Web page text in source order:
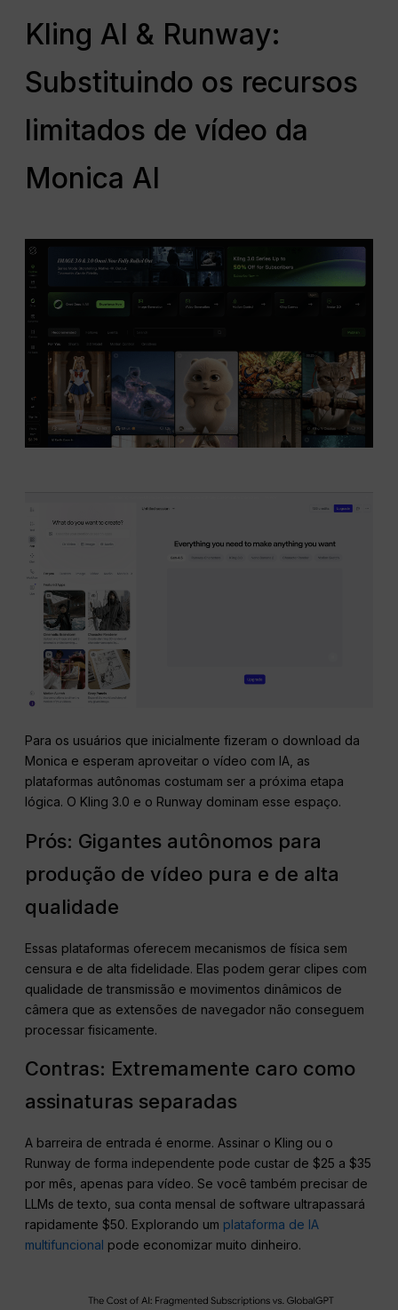
Kling AI & Runway:
Substituindo os recursos
limitados de vídeo da
Monica AI
Para os usuários que inicialmente fizeram o download da
Monica e esperam aproveitar o vídeo com IA, as
plataformas autônomas costumam ser a próxima etapa
lógica. O Kling 3.0 e o Runway dominam esse espaço.
Prós: Gigantes autônomos para
produção de vídeo pura e de alta
qualidade
Essas plataformas oferecem mecanismos de física sem
censura e de alta fidelidade. Elas podem gerar clipes com
qualidade de transmissão e movimentos dinâmicos de
câmera que as extensões de navegador não conseguem
processar fisicamente.
Contras: Extremamente caro como
assinaturas separadas
A barreira de entrada é enorme. Assinar o Kling ou o
Runway de forma independente pode custar de $25 a $35
por mês, apenas para vídeo. Se você também precisar de
LLMs de texto, sua conta mensal de software ultrapassará
rapidamente $50. Explorando um plataforma de IA
multifuncional pode economizar muito dinheiro.